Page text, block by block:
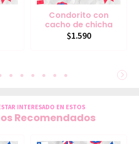
Condorito con
cacho de chicha
$1.590
INTERESADO EN ESTOS
Recomendados